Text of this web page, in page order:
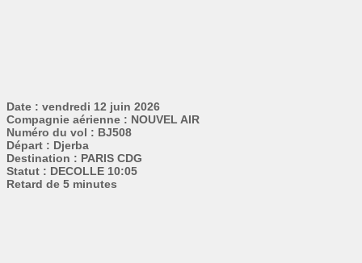
Date : vendredi 12 juin 2026
Compagnie aérienne : NOUVEL AIR
Numéro du vol : BJ508
Départ : Djerba
Destination : PARIS CDG
Statut : DECOLLE 10:05
Retard de 5 minutes